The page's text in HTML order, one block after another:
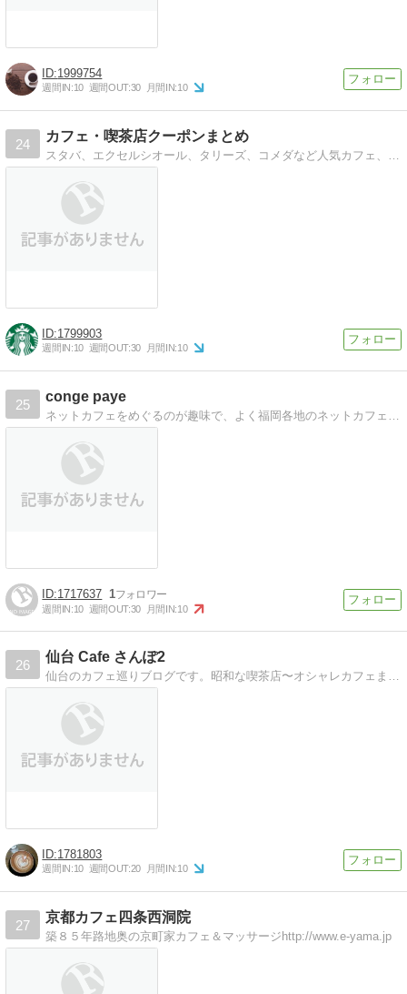
1999754
週間IN:10 週間OUT:30 月間IN:10
24
カフェ・喫茶店クーポンまとめ
1799903
週間IN:10 週間OUT:30 月間IN:10
25
conge paye
1717637 1
週間IN:10 週間OUT:30 月間IN:10
26
仙台 Cafe さんぽ2
1781803
週間IN:10 週間OUT:20 月間IN:10
27
京都カフェ四条西洞院
築８５年路地奥の京町家カフェ＆マッサージhttp://www.e-yama.jp